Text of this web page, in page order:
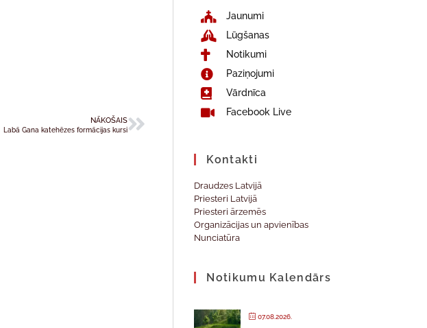
NĀKOŠAIS
Labā Gana katehēzes formācijas kursi
Jaunumi
Lūgšanas
Notikumi
Paziņojumi
Vārdnīca
Facebook Live
Kontakti
Draudzes Latvijā
Priesteri Latvijā
Priesteri ārzemēs
Organizācijas un apvienības
Nunciatūra
Notikumu Kalendārs
07.08.2026.